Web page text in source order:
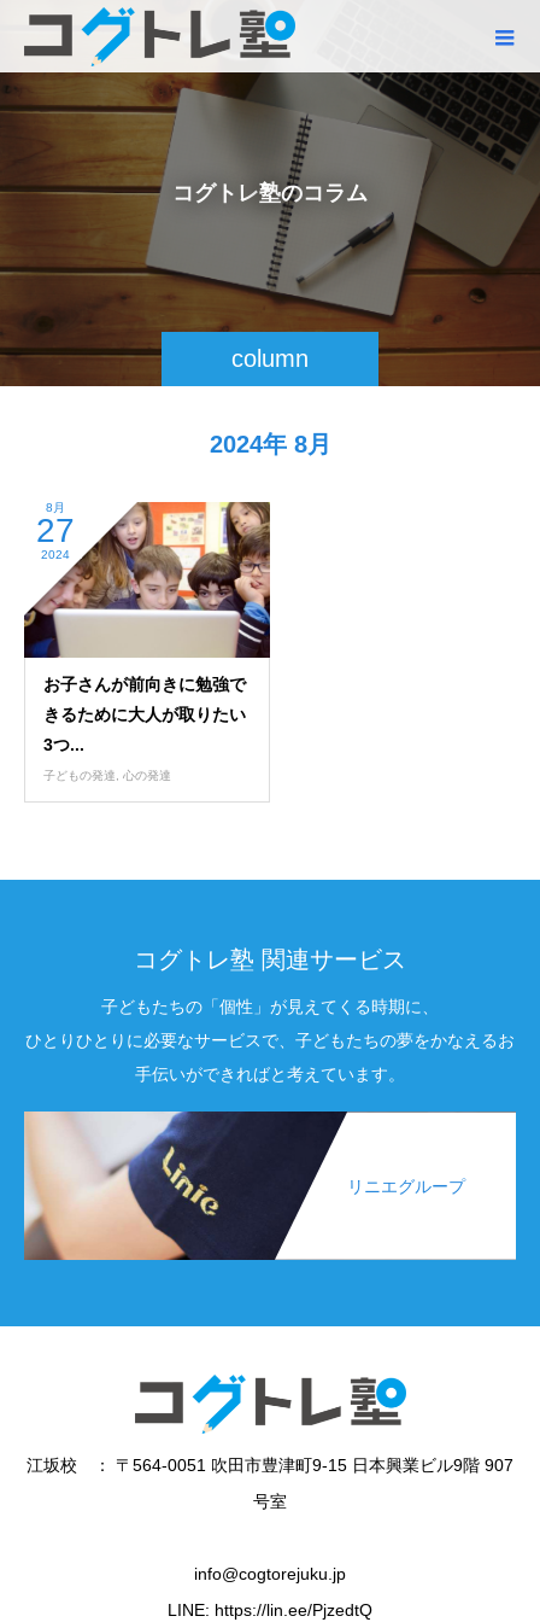
column
コグト レ塾のコ ラム
2024年 8月
8月
27
2024
お子さんが前向きに勉強で
きるために大人が取りたい
3つ...
子どもの発達, 心の発達
コグトレ塾 関連サービス
子どもたちの「個性」が見えてくる時期に、
ひとりひとりに必要なサービスで、子どもたちの夢をかなえるお
手伝いができればと考えています。
リニエグループ
江坂校 ： 〒564-0051 吹田市豊津町9-15 日本興業ビル9階 907
号室
info@cogtorejuku.jp
LINE: https://lin.ee/PjzedtQ